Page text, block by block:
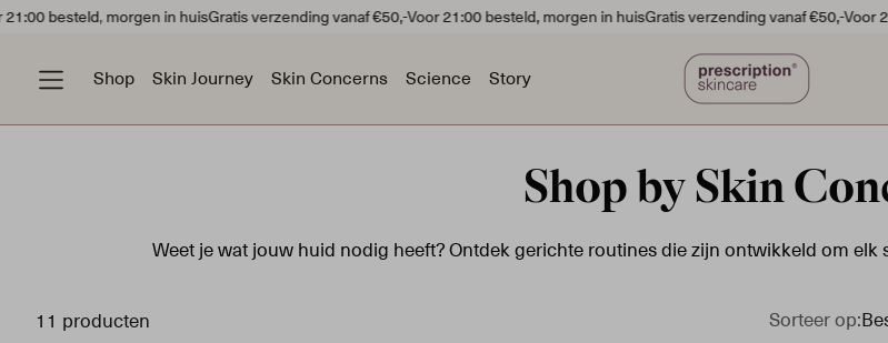
besteld, morgen in huisGratis verzending vanaf €50,-Voor 21:00 besteld, morgen in huisGratis verzending vanaf €50,-Voor
Shop Skin Journey Skin Concerns Science Story
Shop by Skin
Weet je wat jouw huid nodig heeft? Ontdek gerichte routines die zijn ontwikkeld om
11 producten Sorteer op: